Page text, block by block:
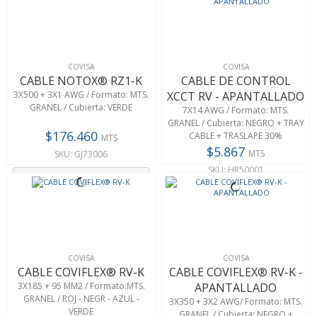
COVISA
CABLE NOTOX® RZ1-K
3X500 + 3X1 AWG / Formato: MTS.
GRANEL / Cubierta: VERDE
$176.460 MTS
SKU: GJ73006
Agregar
COVISA
CABLE DE CONTROL
XCCT RV - APANTALLADO
7X14 AWG / Formato: MTS.
GRANEL / Cubierta: NEGRO + TRAY
CABLE + TRASLAPE 30%
$5.867 MTS
SKU: HR50001
Agregar
COVISA
CABLE COVIFLEX® RV-K
3X185 + 95 MM2 / Formato:MTS.
GRANEL / ROJ - NEGR - AZUL -
VERDE
COVISA
CABLE COVIFLEX® RV-K -
APANTALLADO
3X350 + 3X2 AWG/ Formato: MTS.